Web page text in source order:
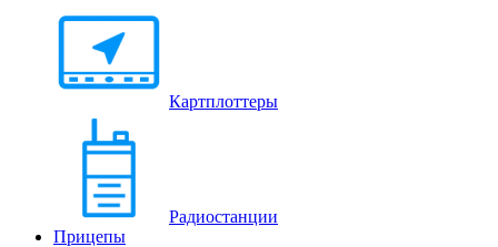
Картплоттеры
Радиостанции
Прицепы